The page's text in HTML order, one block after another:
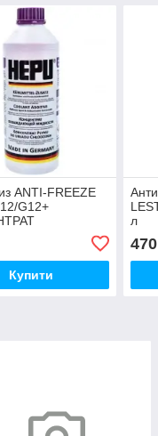
ANTI-FREEZE
G12+
Купити
л
470